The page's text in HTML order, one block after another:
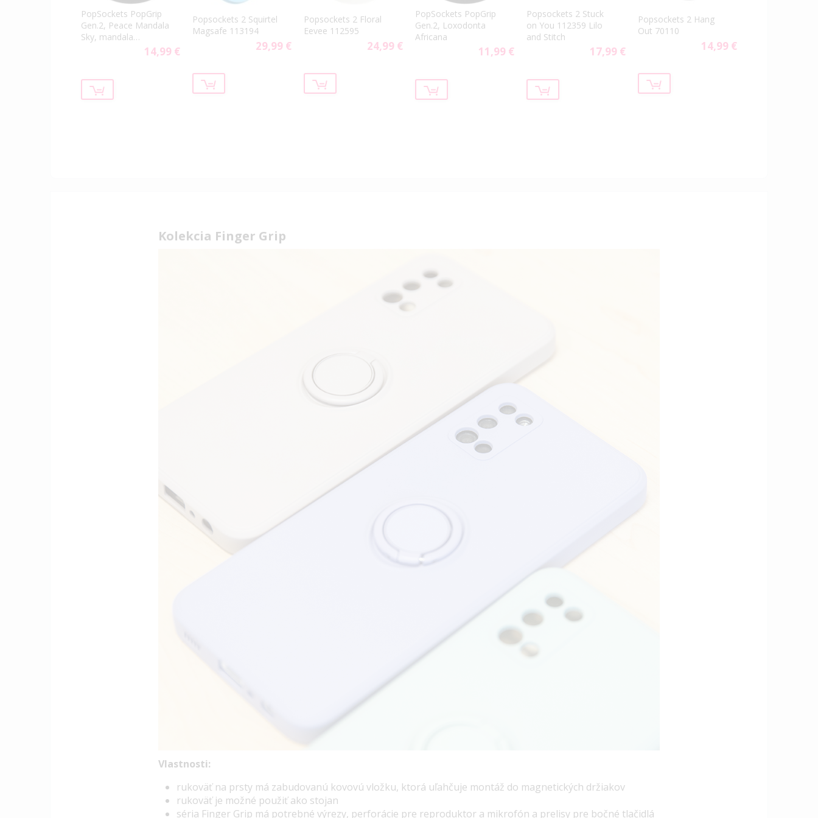
PopSockets PopGrip
Gen.2, Peace Mandala
Sky, mandala
14,99 €
Popsockets 2 Squirtel
Magsafe 113194
29,99 €
Popsockets 2 Floral
Eevee 112595
24,99 €
PopSockets PopGrip
Gen.2, Loxodonta
Africana
11,99 €
Popsockets 2 Stuck
on You 112359 Lilo
and Stitch
17,99 €
Popsockets 2 Hang
Out 70110
14,99 €
Kolekcia Finger Grip
Vlastnosti:
rukoväť na prsty má zabudovanú kovovú vložku, ktorá uľahčuje montáž do magnetických držiakov
rukoväť je možné použiť ako stojan
séria Finger Grip má potrebné výrezy, perforácie pre reproduktor a mikrofón a prelisy pre bočné tlačidlá